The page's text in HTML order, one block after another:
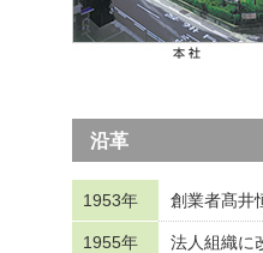
沿革
1953年 創業者髙井
1955年
法人組織に